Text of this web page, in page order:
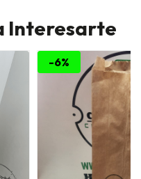
Interesarte
-6%